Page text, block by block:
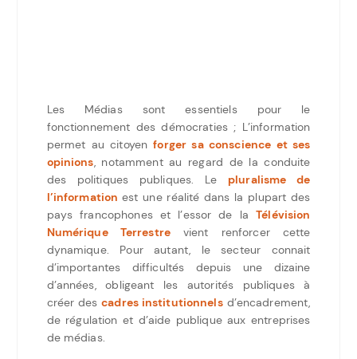
Les Médias sont essentiels pour le
fonctionnement des démocraties ; L’information
permet au citoyenforger sa conscience et ses
opinions, notamment au regard de la conduite
des politiques publiques. Le pluralisme de
l’information est une réalité dans la plupart des
pays francophones et l’essor de laTélévision
Numérique Terrestrevient renforcer cette
dynamique. Pour autant, le secteur connait
d’importantes difficultés depuis une dizaine
d’années, obligeant les autorités publiques à
créer descadres institutionnelsd’encadrement,
de régulation et d’aide publique aux entreprises
de médias.